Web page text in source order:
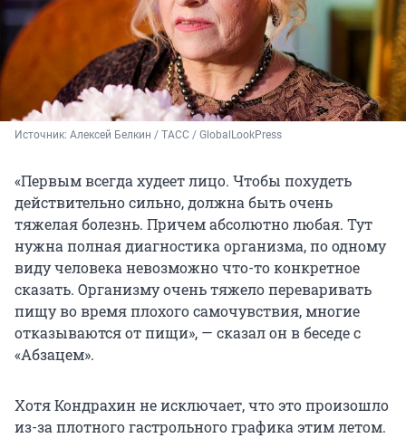
Источник: Алексей Белкин / ТАСС / GlobalLookPress
«Первым всегда худеет лицо. Чтобы похудеть
действительно сильно, должна быть очень
тяжелая болезнь. Причем абсолютно любая. Тут
нужна полная диагностика организма, по одному
виду человека невозможно что-то конкретное
сказать. Организму очень тяжело переваривать
пищу во время плохого самочувствия, многие
отказываются от пищи», — сказал он в беседе с
«Абзацем».
Хотя Кондрахин не исключает, что это произошло
из-за плотного гастрольного графика этим летом.